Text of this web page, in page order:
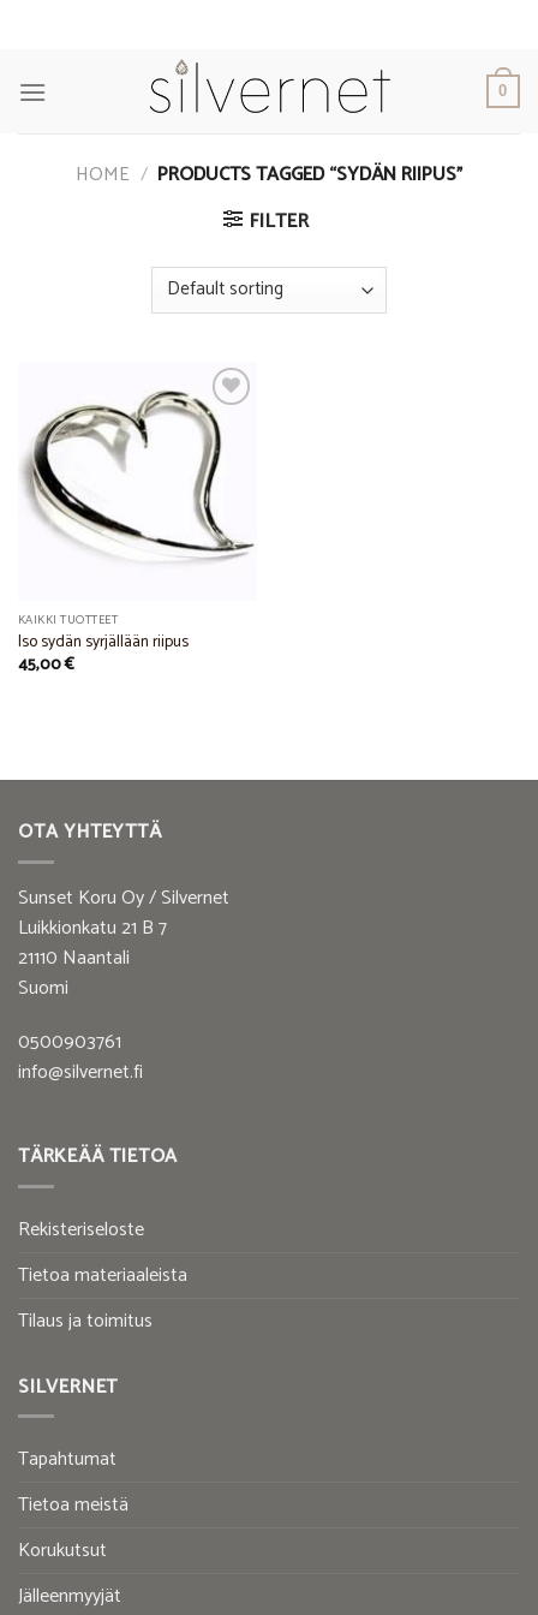
0
HOME / PRODUCTS TAGGED “SYDÄN RIIPUS”
FILTER
Add to
Wishlist
KAIKKI TUOTTEET
Iso sydän syrjällään riipus
45,00€
OTA YHTEYTTÄ
Sunset Koru Oy / Silvernet
Luikkionkatu 21 B 7
21110 Naantali
Suomi
0500903761
info@silvernet.fi
TÄRKEÄÄ TIETOA
Rekisteriseloste
Tietoa materiaaleista
Tilaus ja toimitus
SILVERNET
Tapahtumat
Tietoa meistä
Korukutsut
Jälleenmyyjät